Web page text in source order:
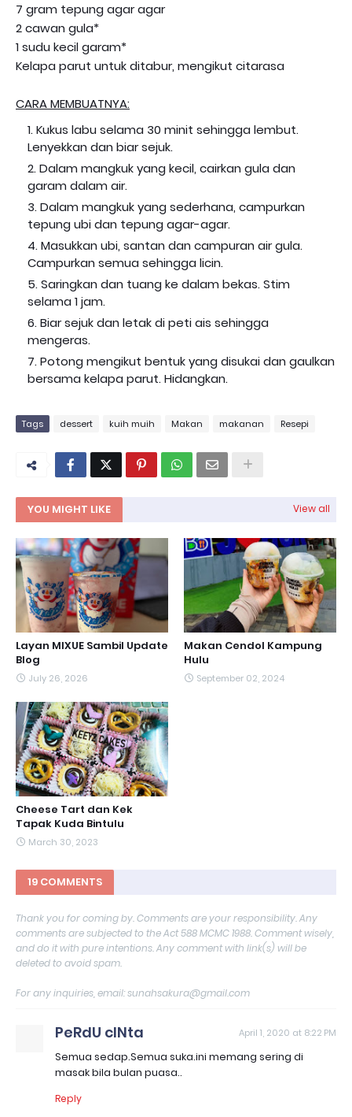
7 gram tepung agar agar
2 cawan gula*
1 sudu kecil garam*
Kelapa parut untuk ditabur, mengikut citarasa
CARA MEMBUATNYA:
Kukus labu selama 30 minit sehingga lembut.
Lenyekkan dan biar sejuk.
Dalam mangkuk yang kecil, cairkan gula dan
garam dalam air.
Dalam mangkuk yang sederhana, campurkan
tepung ubi dan tepung agar-agar.
Masukkan ubi, santan dan campuran air gula.
Campurkan semua sehingga licin.
Saringkan dan tuang ke dalam bekas. Stim
selama 1 jam.
Biar sejuk dan letak di peti ais sehingga
mengeras.
Potong mengikut bentuk yang disukai dan gaulkan
bersama kelapa parut. Hidangkan.
Tags dessert kuih muih Makan makanan Resepi
YOU MIGHT LIKE View all
Layan MIXUE Sambil Update
Blog
July 26, 2026
Makan Cendol Kampung
Hulu
September 02, 2024
Cheese Tart dan Kek
Tapak Kuda Bintulu
March 30, 2023
19 COMMENTS
Thank you for coming by. Comments are your responsibility. Any
comments are subjected to the Act 588 MCMC 1988. Comment wisely,
and do it with pure intentions. Any comment with link(s) will be
deleted to avoid spam.
For any inquiries, email: sunahsakura@gmail.com
PeRdU cINta April 1, 2020 at 8:22 PM
Semua sedap.Semua suka.ini memang sering di
masak bila bulan puasa..
Reply